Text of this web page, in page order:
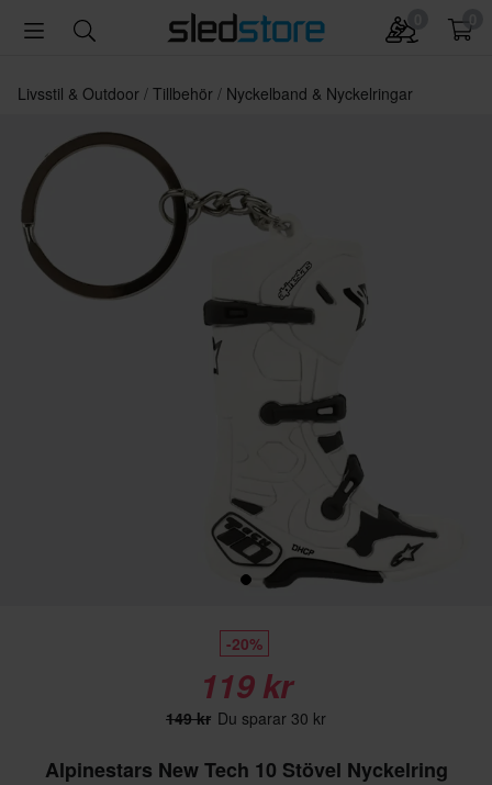
Livsstil & Outdoor Tillbehör Nyckelband & Nyckelringar
-20%
119 kr
149 kr Du sparar 30 kr
Alpinestars New Tech 10 Stövel Nyckelring